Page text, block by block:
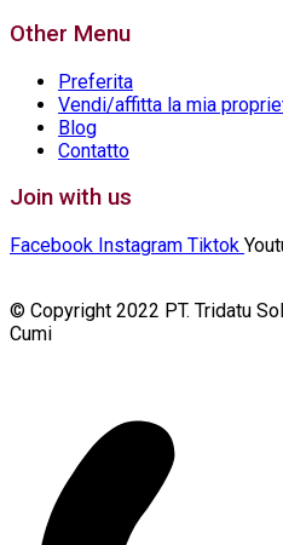
Other Menu
Preferita
Vendi/affitta la mia
Blog
Contatto
Join with us
Facebook Instagram Tiktok
© Copyright 2022 PT. Tridatu
Cumi